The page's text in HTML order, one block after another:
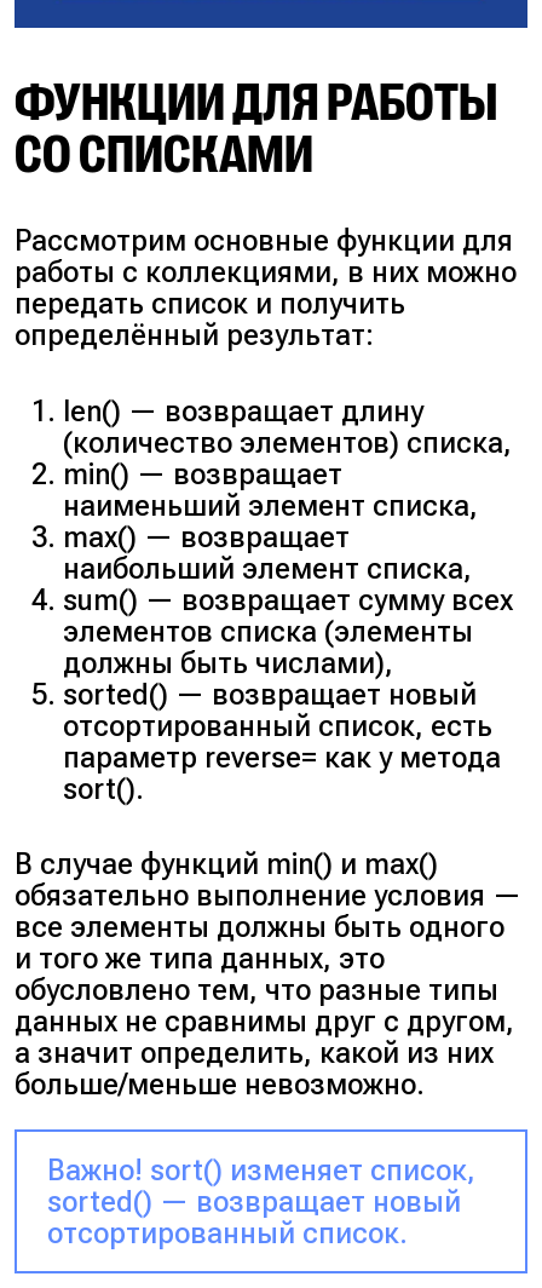
ФУНКЦИИ ДЛЯ РАБОТЫ
СО СПИСКАМИ
Рассмотрим основные функции для
работы с коллекциями, в них можно
передать список и получить
определённый результат:
len() — возвращает длину
(количество элементов) списка,
min() — возвращает
наименьший элемент списка,
max() — возвращает
наибольший элемент списка,
sum() — возвращает сумму всех
элементов списка (элементы
должны быть числами),
sorted() — возвращает новый
отсортированный список, есть
параметр reverse= как у метода
sort().
В случае функций min() и max()
обязательно выполнение условия —
все элементы должны быть одного
и того же типа данных, это
обусловлено тем, что разные типы
данных не сравнимы друг с другом,
а значит определить, какой из них
больше/меньше невозможно.
Важно! sort() изменяет список,
sorted() — возвращает новый
отсортированный список.